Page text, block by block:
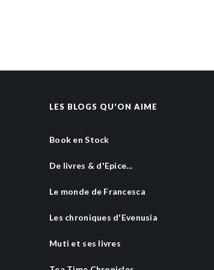
LES BLOGS QU'ON AIME
Book en Stock
De livres & d'Epice...
Le monde de Francesca
Les chroniques d'Evenusia
Muti et ses livres